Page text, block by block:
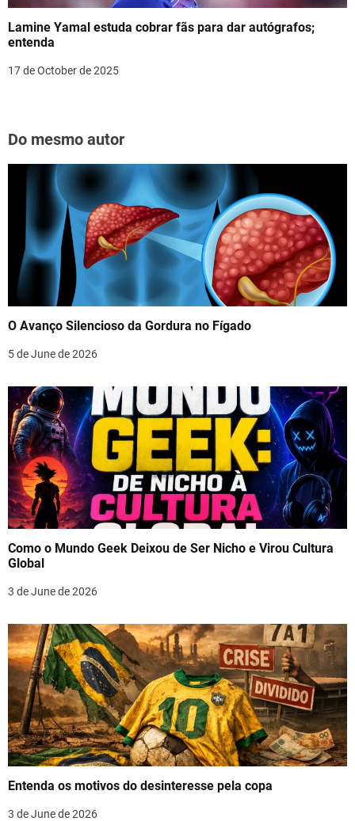
Lamine Yamal estuda cobrar fãs para dar autógrafos;
entenda
17 de October de 2025
Do mesmo autor
O Avanço Silencioso da Gordura no Fígado
5 de June de 2026
Como o Mundo Geek Deixou de Ser Nicho e Virou Cultura
Global
3 de June de 2026
Entenda os motivos do desinteresse pela copa
3 de June de 2026